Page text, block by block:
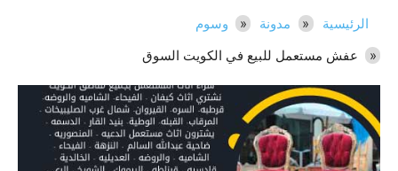
الرئيسية مدونة
وسوم
عفش مستعمل للبيع في الكويت السوق